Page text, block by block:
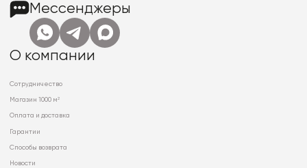
Мессенджеры
О компании
Сотрудничество
Магазин 1000 м²
Оплата и доставка
Гарантии
Способы возврата
Новости